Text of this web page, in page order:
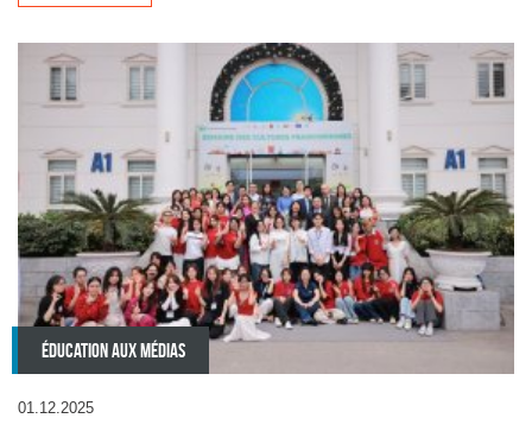
ÉDUCATION AUX MÉDIAS
01.12.2025